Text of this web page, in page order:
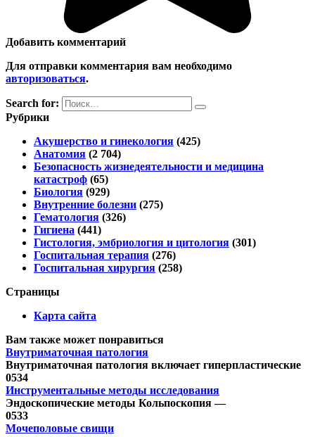
Добавить комментарий
Для отправки комментария вам необходимо
авторизоваться.
Search for:
Рубрики
Акушерство и гинекология (425)
Анатомия (2 704)
Безопасность жизнедеятельности и медицина
катастроф (65)
Биология (929)
Внутренние болезни (275)
Гематология (326)
Гигиена (441)
Гистология, эмбриология и цитология (301)
Госпитальная терапия (276)
Госпитальная хирургия (258)
Страницы
Карта сайта
Вам также может понравиться
Внутриматочная патология
Внутриматочная патология включает гиперпластические
0534
Инструментальные методы исследования
Эндоскопические методы Кольпоскопия —
0533
Мочеполовые свищи